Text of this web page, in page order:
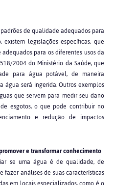
de qualidade adequados para
legislações específicas, que
para os diferentes usos da
2004 do Ministério da Saúde, que
para água potável, de maneira
água será ingerida. Outros exemplos
que servem para medir seu dano
esgotos, o que pode contribuir no
e redução de impactos
e transformar conhecimento
se uma água é de qualidade, de
fazer análises de suas características